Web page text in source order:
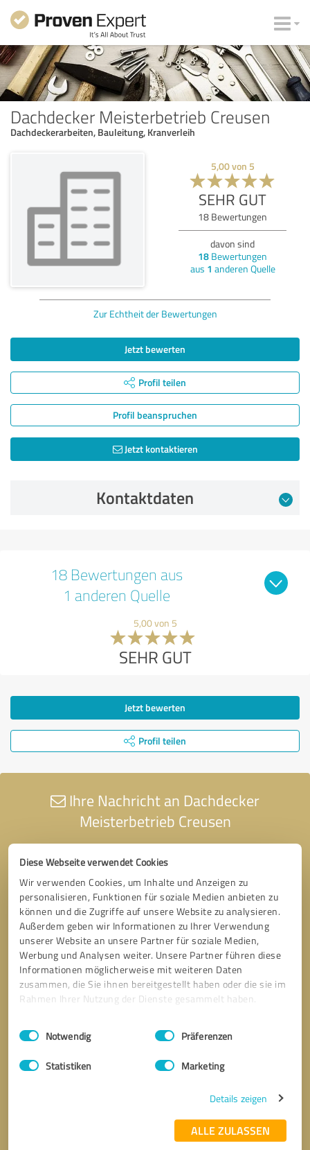
Diese Webseite verwendet Cookies
Wir verwenden Cookies, um Inhalte und Anzeigen zu
personalisieren, Funktionen für soziale Medien anbieten zu
können und die Zugriffe auf unsere Website zu analysieren.
Außerdem geben wir Informationen zu Ihrer Verwendung
unserer Website an unsere Partner für soziale Medien,
Werbung und Analysen weiter. Unsere Partner führen diese
Informationen möglicherweise mit weiteren Daten
zusammen, die Sie ihnen bereitgestellt haben oder die sie im
Rahmen Ihrer Nutzung der Dienste gesammelt haben.
Impressum Datenschutzbestimmungen
Einwilligungsauswahl
Notwendig Präferenzen
Statistiken Marketing
Details zeigen
ALLE ZULASSEN
Dachdecker Meisterbetrieb Creusen
Dachdeckerarbeiten, Bauleitung, Kranverleih
5,00von 5
SEHR GUT
18 Bewertungen
davon sind
18 Bewertungen
aus 1 anderen Quelle
Zur Echtheit der Bewertungen
Jetzt bewerten
Profil teilen
Profil beanspruchen
Jetzt kontaktieren
Kontaktdaten
18 Bewertungen aus
1 anderen Quelle
5,00 von 5
SEHR GUT
Jetzt bewerten
Profil teilen
Ihre Nachricht an Dachdecker
Meisterbetrieb Creusen
* Erforderliche Angaben